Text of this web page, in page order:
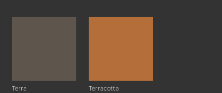
Terra Terracotta